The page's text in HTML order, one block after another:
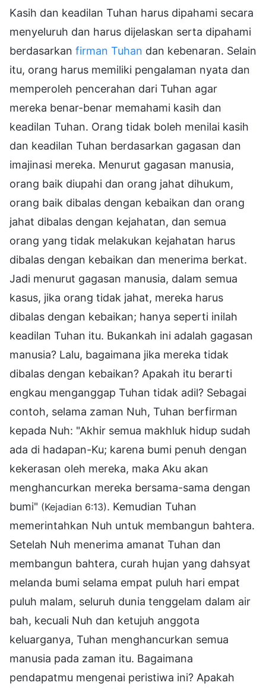
Kasih dan keadilan Tuhan harus dipahami secara
menyeluruh dan harus dijelaskan serta dipahami
berdasarkan firman Tuhan dan kebenaran. Selain
itu, orang harus memiliki pengalaman nyata dan
memperoleh pencerahan dari Tuhan agar
mereka benar-benar memahami kasih dan
keadilan Tuhan. Orang tidak boleh menilai kasih
dan keadilan Tuhan berdasarkan gagasan dan
imajinasi mereka. Menurut gagasan manusia,
orang baik diupahi dan orang jahat dihukum,
orang baik dibalas dengan kebaikan dan orang
jahat dibalas dengan kejahatan, dan semua
orang yang tidak melakukan kejahatan harus
dibalas dengan kebaikan dan menerima berkat.
Jadi menurut gagasan manusia, dalam semua
kasus, jika orang tidak jahat, mereka harus
dibalas dengan kebaikan; hanya seperti inilah
keadilan Tuhan itu. Bukankah ini adalah gagasan
manusia? Lalu, bagaimana jika mereka tidak
dibalas dengan kebaikan? Apakah itu berarti
engkau menganggap Tuhan tidak adil? Sebagai
contoh, selama zaman Nuh, Tuhan berfirman
kepada Nuh: "Akhir semua makhluk hidup sudah
ada di hadapan-Ku; karena bumi penuh dengan
kekerasan oleh mereka, maka Aku akan
menghancurkan mereka bersama-sama dengan
bumi" (Kejadian 6:13). Kemudian Tuhan
memerintahkan Nuh untuk membangun bahtera.
Setelah Nuh menerima amanat Tuhan dan
membangun bahtera, curah hujan yang dahsyat
melanda bumi selama empat puluh hari empat
puluh malam, seluruh dunia tenggelam dalam air
bah, kecuali Nuh dan ketujuh anggota
keluarganya, Tuhan menghancurkan semua
manusia pada zaman itu. Bagaimana
pendapatmu mengenai peristiwa ini? Apakah